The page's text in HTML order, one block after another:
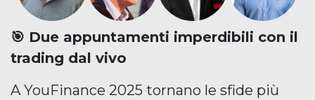
🎯 Due appuntamenti imperdibili con il
trading dal vivo
A YouFinance 2025 tornano le sfide più